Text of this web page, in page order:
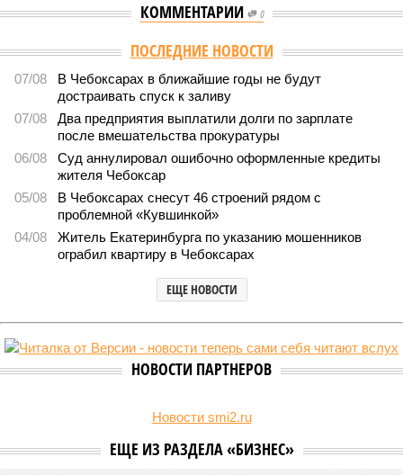
КОММЕНТАРИИ 0
ПОСЛЕДНИЕ НОВОСТИ
07/08
В Чебоксарах в ближайшие годы не будут
достраивать спуск к заливу
07/08
Два предприятия выплатили долги по зарплате
после вмешательства прокуратуры
06/08
Суд аннулировал ошибочно оформленные кредиты
жителя Чебоксар
05/08
В Чебоксарах снесут 46 строений рядом с
проблемной «Кувшинкой»
04/08
Житель Екатеринбурга по указанию мошенников
ограбил квартиру в Чебоксарах
ЕЩЕ НОВОСТИ
НОВОСТИ ПАРТНЕРОВ
Новости smi2.ru
ЕЩЕ ИЗ РАЗДЕЛА «БИЗНЕС»